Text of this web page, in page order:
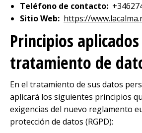
Teléfono de contacto:
Sitio Web: https://
Principios
tratamiento de
En el tratamiento de sus datos
aplicará los siguientes principios
exigencias del nuevo reglamento
protección de datos (RGPD):